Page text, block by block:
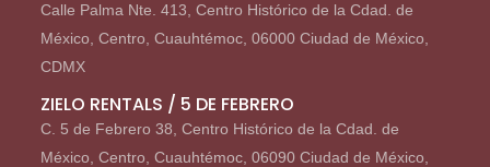
Calle Palma Nte. 413, Centro Histórico de la Cdad. de
México, Centro, Cuauhtémoc, 06000 Ciudad de México,
CDMX
ZIELO RENTALS / 5 DE FEBRERO
C. 5 de Febrero 38, Centro Histórico de la Cdad. de
México, Centro, Cuauhtémoc, 06090 Ciudad de México,